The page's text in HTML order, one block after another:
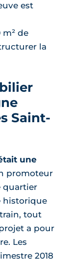
est
de
la
Saint-
une
promoteur
quartier
historique
tout
a pour
Les
2018